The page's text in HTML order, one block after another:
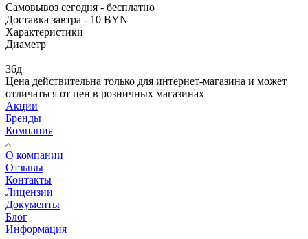
Самовывоз сегодня - бесплатно
Доставка завтра - 10 BYN
Характеристики
Диаметр
—
36д
Цена действительна только для интернет-магазина и может
отличаться от цен в розничных магазинах
Акции
Бренды
Компания
О компании
Отзывы
Контакты
Лицензии
Документы
Блог
Информация